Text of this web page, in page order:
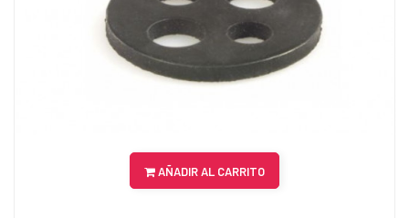
AÑADIR AL CARRITO